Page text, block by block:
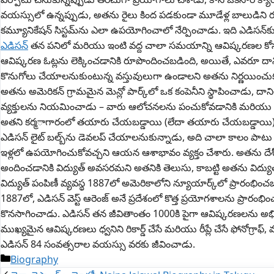
వయస్సులో ఉన్నప్పుడు, అతను రైలు కింద పడకుండా మూడేళ్ల
కమ్యూనికేషన్ సిస్టమ్‌ను ఎలా ఉపయోగించాలో నేర్పించాడు. ఇది
ఎడిసన్తన పనిలో మరియు ఇంటి వద్ద చాలా సమయాన్ని ఆవిష్కరణల
ఆవిష్కరణ ఓట్లను లెక్కించడానికి రూపొందించబడింది, అయితే, ఎవరూ
కొనుగోలు చేయాలనుకుంటున్న వస్తువులుగా ఉండాలని అతను
అతను అమెరికన్ గ్రామమైన మెన్లో పార్క్‌లో ఒక కంపెనీని స్థాపించాడు,
వ్యక్తులను నియమించాడు – వారు ఆలోచనలను పంచుకోవడానికి
అతని కర్మాగారంలో తయారు చేయబడ్డాయి (లేదా తయారు
ఎడిసన్ లైట్ బల్బ్‌ను డెవలప్ చేయాలనుకున్నాడు, అది చాలా కాలం పాటు
ఇళ్లలో ఉపయోగించుకోవచ్చని ఆయన ఆశాభావం వ్యక్తం చేశారు. అతను
అందించడానికి విద్యుత్ అవసరమని అతనికి తెలుసు, కాబట్టి అతను
విద్యుత్ పంపిణీ వ్యవస్థ 1887లో అమెరికాలోని న్యూయార్క్‌లో
1887లో, ఎడిసన్ వెస్ట్ ఆరెంజ్ అనే ప్రదేశంలో కొత్త ప్రయోగశాలను
కొనసాగించాడు. ఎడిసన్ తన జీవితాంతం 1000కి పైగా ఆవిష్కరణలను
ముఖ్యమైన ఆవిష్కరణలు ధ్వనిని రికార్డ్ చేసే మరియు రీప్లే చేసే ఫోనోగ్రాఫ్,
ఎడిసన్ 84 సంవత్సరాల వయస్సు వరకు జీవించాడు.
Categories
Biography